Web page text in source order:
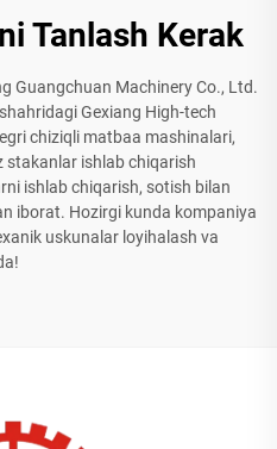
Tanlash Kerak
Guangchuan Machinery Co., Ltd.
Gexiang High-tech
chiziqli matbaa mashinalari,
stakanlar ishlab chiqarish
ishlab chiqarish, sotish bilan
iborat. Hozirgi kunda kompaniya
uskunalar loyihalash va